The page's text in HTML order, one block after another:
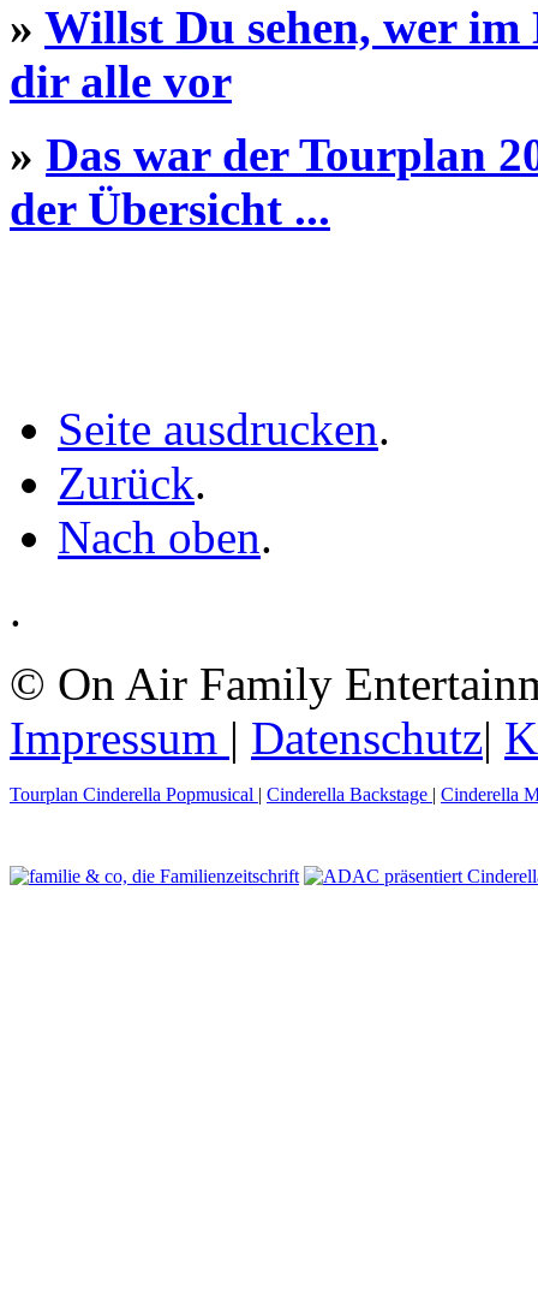
» Willst Du sehen, wer
dir alle vor
» Das war der Tourplan
der Übersicht ...
Seite ausdrucken.
Zurück.
Nach oben.
.
© On Air Family
Impressum | Datenschutz|
Tourplan Cinderella Popmusical | Cinderella Backstage | Cinderella